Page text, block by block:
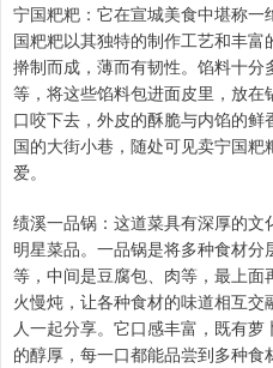
宁国粑粑：它在宣城美食中堪称
国粑粑以其独特的制作工艺和丰
擀制而成，薄而有韧性。馅料十
等，将这些馅料包进面皮里，放
口咬下去，外皮的酥脆与内馅的
国的大街小巷，随处可见卖宁国
爱。
绩溪一品锅：这道菜具有深厚的
明星菜品。一品锅是将多种食材
等，中间是豆腐包、肉等，最上
火慢炖，让各种食材的味道相互
人一起分享。它口感丰富，既有
的醇厚，每一口都能品尝到多种食